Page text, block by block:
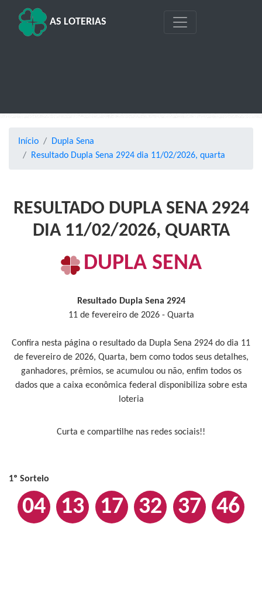
AS LOTERIAS
Início
Dupla Sena
Resultado Dupla Sena 2924 dia 11/02/2026, quarta
RESULTADO DUPLA SENA 2924
DIA 11/02/2026, QUARTA
DUPLA SENA
Resultado Dupla Sena 2924
11 de fevereiro de 2026 - Quarta
Confira nesta página o resultado da Dupla Sena 2924 do dia 11
de fevereiro de 2026, Quarta, bem como todos seus detalhes,
ganhadores, prêmios, se acumulou ou não, enfim todos os
dados que a caixa econômica federal disponibiliza sobre esta
loteria
Curta e compartilhe nas redes sociais!!
1º Sorteio
04 13 17 32 37 46